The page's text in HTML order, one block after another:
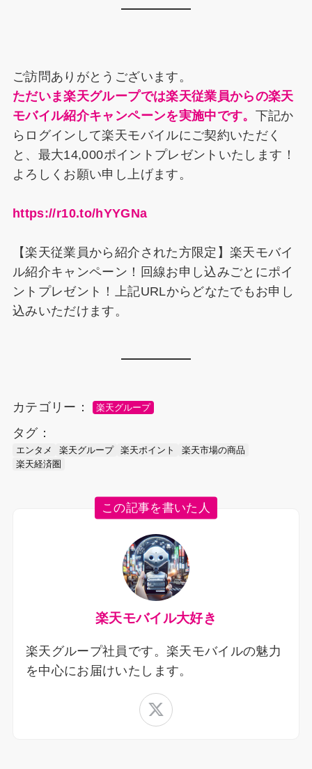
o
o
k
s
n
y
ご訪問ありがとうございます。
ただいま楽天グループでは楽天従業員からの楽天
モバイル紹介キャンペーンを実施中です。 下記か
らログインして楽天モバイルにご契約いただく
と、最大14,000ポイントプレゼントいたします！
よろしくお願い申し上げます。
https://r10.to/hYYGNa
【楽天従業員から紹介された方限定】楽天モバイ
ル紹介キャンペーン！回線お申し込みごとにポイ
ントプレゼント！上記URLからどなたでもお申し
込みいただけます。
カテゴリー： 楽天グループ
タグ：
エンタメ​​​​​​​​​​​​​​​​ 楽天グループ 楽天ポイント
楽天市場の商品
楽天経済圏
この記事を書いた人
楽天モバイル大好き
楽天グループ社員です。楽天モバイルの魅力
を中心にお届けいたします。